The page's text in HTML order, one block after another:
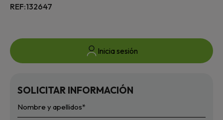
REF:132647
Inicia sesión
SOLICITAR INFORMACIÓN